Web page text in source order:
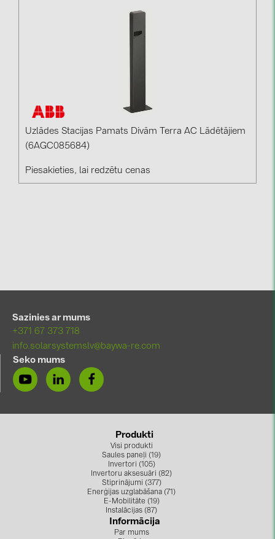
Uzlādes Stacijas Pamats Divām Terra AC Lādētājiem
(6AGC085684)
Piesakieties, lai redzētu cenas
Sazinies ar mums
+371 67 373 718
info.solarsystemslv@baywa-re.com
Seko mums
Produkti
Visi produkti
Saules paneļi (19)
Invertori (105)
Invertoru aksesuāri (82)
Stiprinājumi (377)
Enerģijas uzglabāšana (71)
E-Mobilitāte (19)
Instalācijas (87)
Informācija
Par mums